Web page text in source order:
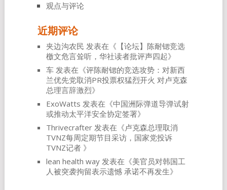
观点与评论
近期评论
夹边沟农民 发表在《 【论坛】陈耐锶竞选
檄文危言耸听，华社读者批评声四起》
车发表在《评陈耐锶的竞选攻势：对新西
兰优先党取消PR投票权猛烈开火 对卢克森
总理言辞激烈》
ExoWatts 发表在《中国洲际弹道导弹试射
或推动太平洋安全协定签署》
Thrivecrafter发表在《卢克森总理取消
TVNZ每周定期节目采访，国家党投诉
TVNZ记者 》
lean health way发表在《美官员对韩国工
人被突袭拘留表示遗憾 承诺不再发生》